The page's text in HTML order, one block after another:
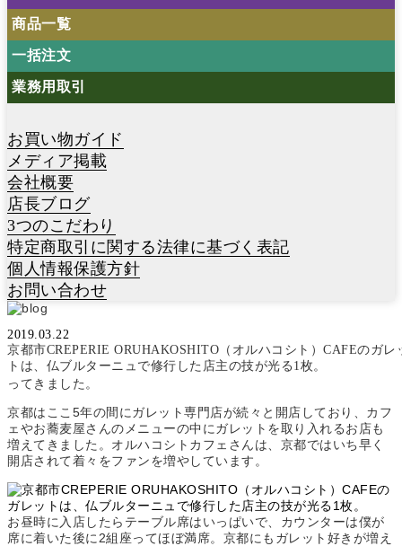
商品一覧
一括注文
業務用取引
お買い物ガイド
メディア掲載
会社概要
店長ブログ
3つのこだわり
特定商取引に関する法律に基づく表記
個人情報保護方針
お問い合わせ
2019.03.22
京都市CREPERIE ORUHAKOSHITO（オルハコシト）CAFEのガレ
トは、仏ブルターニュで修行した店主の技が光る1枚。
2019年3月14日（木）～3月24日（日）の期間内、関西エリアで
開催されている、 ガレットフェア「FUKUI SOBAフェア」実施店
のCREPERIE ORUHAKOSHITO（オルハコシト）CAFEさんに行
ってきました。
京都はここ5年の間にガレット専門店が続々と開店しており、カフ
ェやお蕎麦屋さんのメニューの中にガレットを取り入れるお店も
増えてきました。オルハコシトカフェさんは、京都ではいち早く
開店されて着々をファンを増やしています。
お昼時に入店したらテーブル席はいっぱいで、カウンターは僕が
席に着いた後に2組座ってほぼ満席。京都にもガレット好きが増え